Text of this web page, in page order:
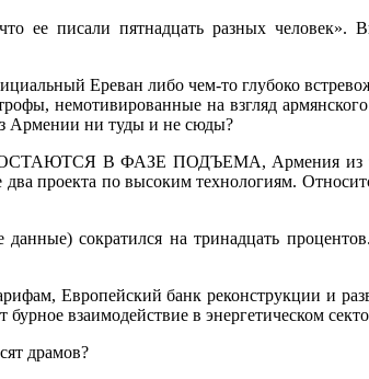
ее писали пятнадцать разных человек».
Ереван либо чем-то глубоко
немотивированные на взгляд
Армении ни туды и не сюды?
В ФАЗЕ ПОДЪЕМА, Армения из того
проекта по высоким технологиям.
сократился на тринадцать
Европейский банк реконструкции и
взаимодействие в энергетическом
драмов?